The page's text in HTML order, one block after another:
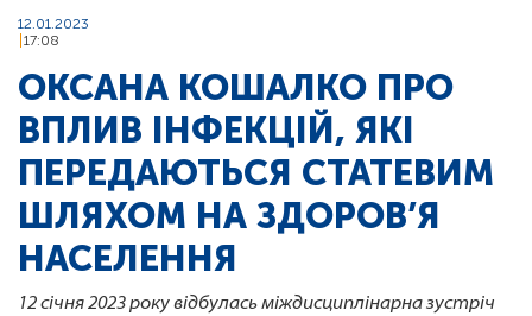
12.01.2023
17:08
ОКСАНА КОШАЛКО ПРО
ВПЛИВ ІНФЕКЦІЙ, ЯКІ
ПЕРЕДАЮТЬСЯ СТАТЕВИМ
ШЛЯХОМ НА ЗДОРОВ’Я
НАСЕЛЕННЯ
12 січня 2023 року відбулась міждисциплінарна зустріч